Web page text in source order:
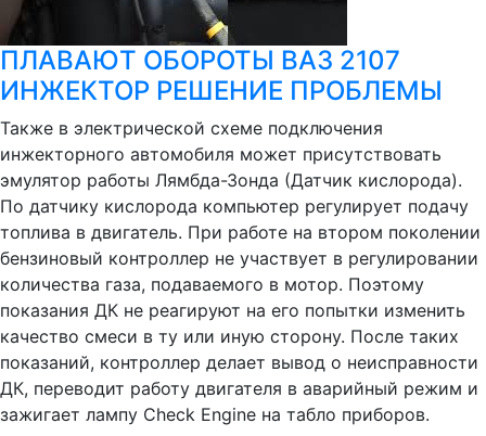
ПЛАВАЮТ ОБОРОТЫ ВАЗ 2107
ИНЖЕКТОР РЕШЕНИЕ ПРОБЛЕМЫ
Также в электрической схеме подключения
инжекторного автомобиля может присутствовать
эмулятор работы Лямбда-Зонда (Датчик кислорода).
По датчику кислорода компьютер регулирует подачу
топлива в двигатель. При работе на втором поколении
бензиновый контроллер не участвует в регулировании
количества газа, подаваемого в мотор. Поэтому
показания ДК не реагируют на его попытки изменить
качество смеси в ту или иную сторону. После таких
показаний, контроллер делает вывод о неисправности
ДК, переводит работу двигателя в аварийный режим и
зажигает лампу Check Engine на табло приборов.